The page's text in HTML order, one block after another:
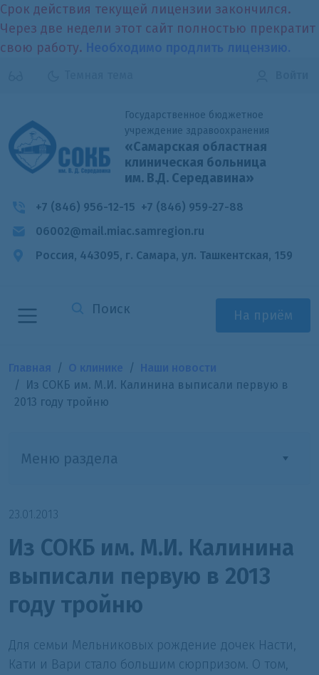
Срок действия текущей лицензии закончился.
Через две недели этот сайт полностью прекратит
свою работу.
Государственное бюджетное
учреждение здравоохранения
«Самарская областная
клиническая больница
им. В.Д. Середавина»
+7 (846) 956-12-15 +7 (846) 959-27-88
06002@mail.miac.samregion.ru
Россия, 443095, г. Самара, ул. Ташкентская, 159
На приём
Из СОКБ им. М.И. Калинина выписали первую в
2013 году тройню
Меню раздела
23.01.2013
Из СОКБ им. М.И. Калинина
выписали первую в 2013
году тройню
Для семьи Мельниковых рождение дочек Насти,
Кати и Вари стало большим сюрпризом. О том,